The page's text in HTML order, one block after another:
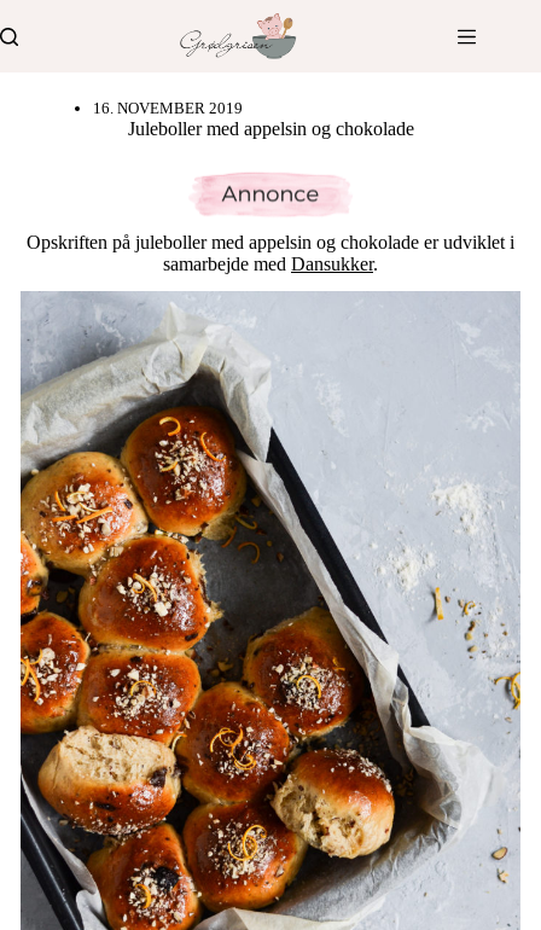
til
indhold
16. NOVEMBER 2019
Juleboller med appelsin og chokolade
Opskriften på juleboller med appelsin og chokolade er udviklet i
samarbejde med Dansukker.